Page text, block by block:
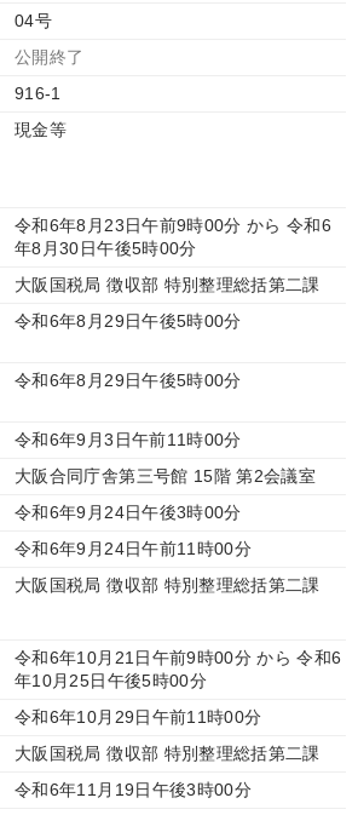
04号
公開終了
916-1
現金等
令和6年8月23日午前9時00分 から 令和6
年8月30日午後5時00分
大阪国税局 徴収部 特別整理総括第二課
令和6年8月29日午後5時00分
令和6年8月29日午後5時00分
令和6年9月3日午前11時00分
大阪合同庁舎第三号館 15階 第2会議室
令和6年9月24日午後3時00分
令和6年9月24日午前11時00分
大阪国税局 徴収部 特別整理総括第二課
令和6年10月21日午前9時00分 から 令和6
年10月25日午後5時00分
令和6年10月29日午前11時00分
大阪国税局 徴収部 特別整理総括第二課
令和6年11月19日午後3時00分